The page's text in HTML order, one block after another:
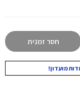
חסר זמנית